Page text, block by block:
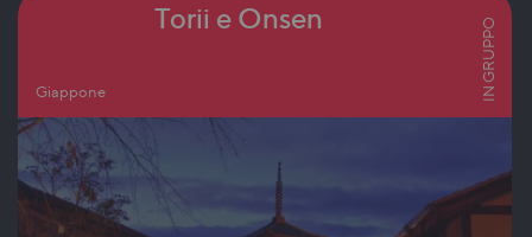
Giappone
Torii e Onsen IN GRUPPO